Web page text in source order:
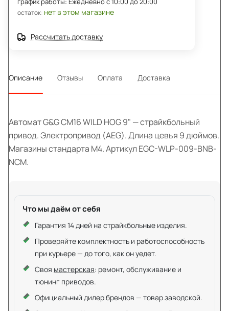
остаток: нет в этом магазине
Рассчитать доставку
Описание Отзывы Оплата Доставка
Автомат G&G CM16 WILD HOG 9" — страйкбольный
привод. Электропривод (AEG). Длина цевья 9 дюймов.
Магазины стандарта M4. Артикул EGC-WLP-009-BNB-
NCM.
Что мы даём от себя
Гарантия 14 дней на страйкбольные изделия.
Проверяйте комплектность и работоспособность
при курьере — до того, как он уедет.
Своя мастерская: ремонт, обслуживание и
тюнинг приводов.
Официальный дилер брендов — товар заводской.